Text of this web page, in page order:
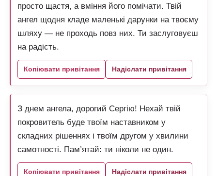
просто щастя, а вміння його помічати. Твій
ангел щодня кладе маленькі дарунки на твоєму
шляху — не проходь повз них. Ти заслуговуєш
на радість.
Копіювати привітання Надіслати привітання
З днем ангела, дорогий Сергію! Нехай твій
покровитель буде твоїм наставником у
складних рішеннях і твоїм другом у хвилини
самотності. Пам’ятай: ти ніколи не один.
Копіювати привітання Надіслати привітання